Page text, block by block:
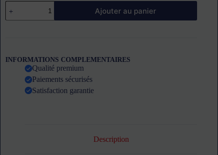
quantité
de
Congélateur
coulissant
CODIGEL
Ajouter au panier
INFORMATIONS COMPLEMENTAIRES
Qualité premium
Paiements sécurisés
Satisfaction garantie
Description